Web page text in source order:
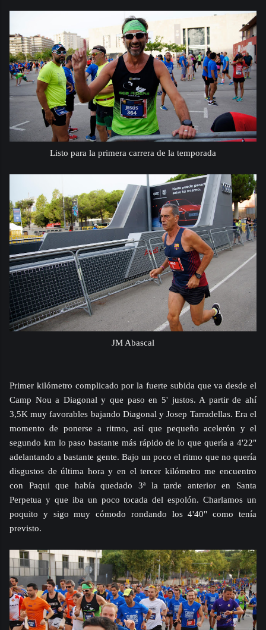
Listo para la primera carrera de la temporada
JM Abascal
Primer kilómetro complicado por la fuerte subida que va desde el
Camp Nou a Diagonal y que paso en 5' justos. A partir de ahí
3,5K muy favorables bajando Diagonal y Josep Tarradellas. Era el
momento de ponerse a ritmo, así que pequeño acelerón y el
segundo km lo paso bastante más rápido de lo que quería a 4'22"
adelantando a bastante gente. Bajo un poco el ritmo que no quería
disgustos de última hora y en el tercer kilómetro me encuentro
con Paqui que había quedado 3ª la tarde anterior en Santa
Perpetua y que iba un poco tocada del espolón. Charlamos un
poquito y sigo muy cómodo rondando los 4'40" como tenía
previsto.